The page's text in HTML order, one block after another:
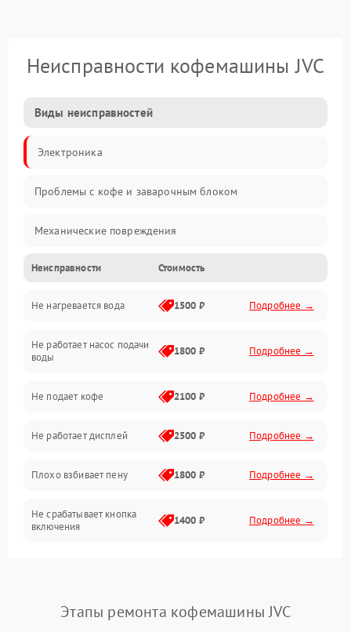
Неисправности кофемашины JVC
Виды неисправностей
Электроника
Проблемы с кофе и заварочным блоком
Механические повреждения
Прочие неисправности
Включение и работа
Проблемы с водой
Проблемы с капучинатором и паром
Управление и электроника
Программное обеспечение
Неисправности Стоимость
Не нагревается вода 1500 ₽ Подробнее →
Не работает насос подачи
воды
1800 ₽ Подробнее →
Не подает кофе 2100 ₽ Подробнее →
Не работает дисплей 2500 ₽ Подробнее →
Плохо взбивает пену 1800 ₽ Подробнее →
Не срабатывает кнопка
включения
1400 ₽ Подробнее →
Постоянные сбои в работе 1500 ₽ Подробнее →
Этапы ремонта кофемашины JVC